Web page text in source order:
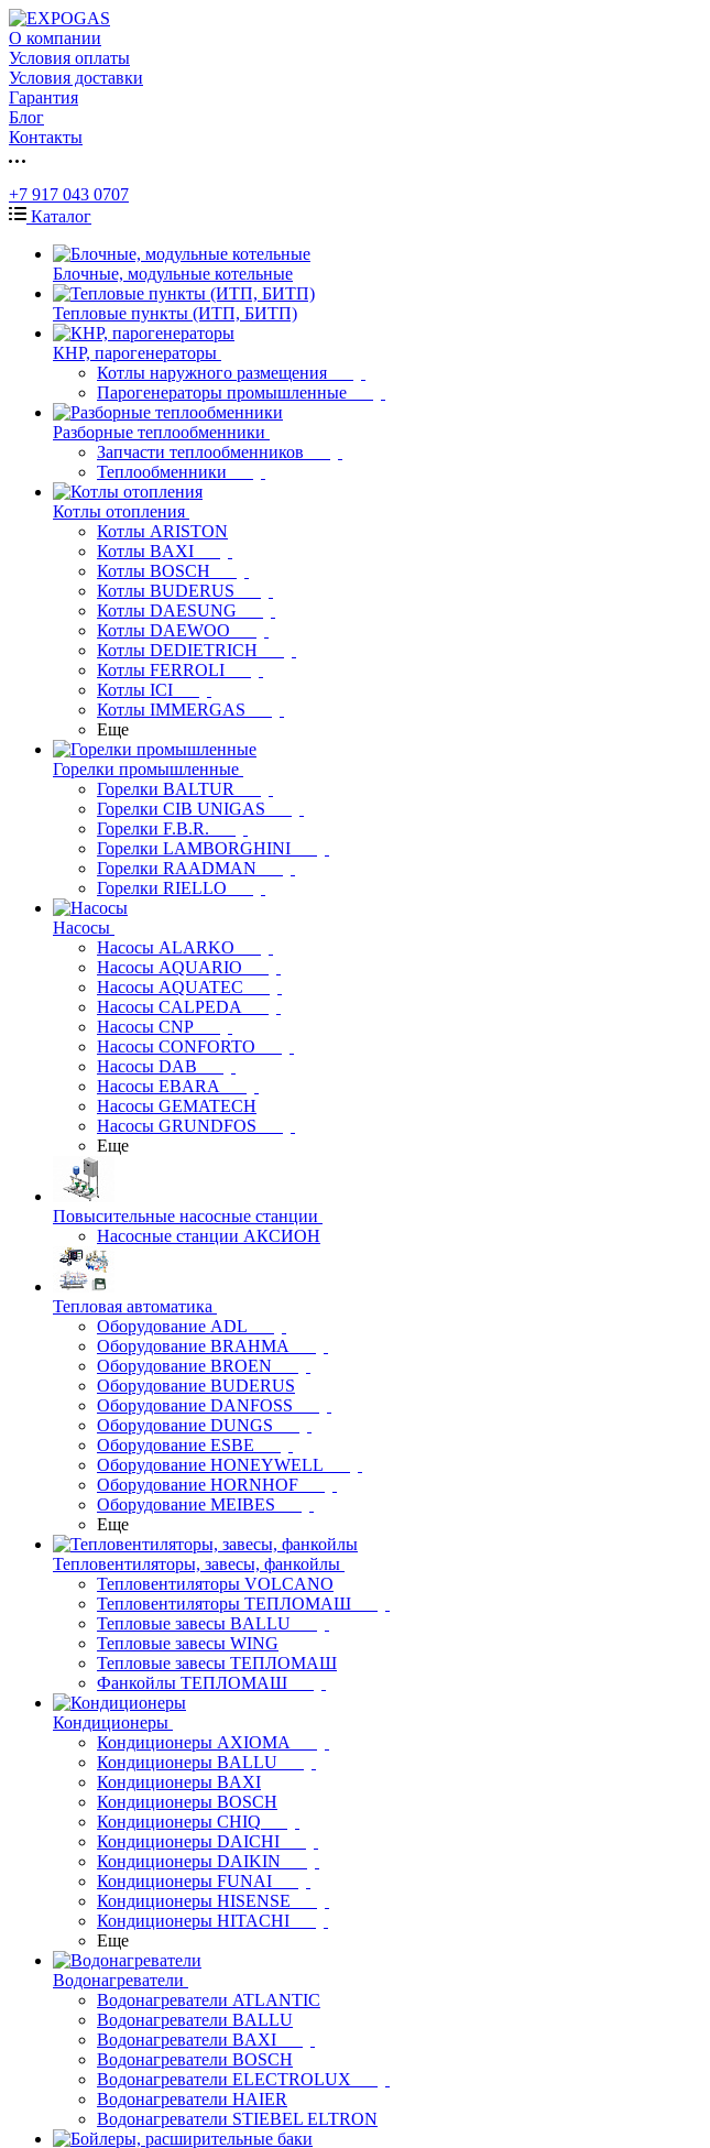
О компании
Условия оплаты
Условия доставки
Гарантия
Блог
Контакты
+7 917 043 0707
Каталог
Блочные, модульные котельные
Тепловые пункты (ИТП, БИТП)
КНР, парогенераторы
Котлы наружного размещения
Парогенераторы промышленные
Разборные теплообменники
Запчасти теплообменников
Теплообменники
Котлы отопления
Котлы ARISTON
Котлы BAXI
Котлы BOSCH
Котлы BUDERUS
Котлы DAESUNG
Котлы DAEWOO
Котлы DEDIETRICH
Котлы FERROLI
Котлы ICI
Котлы IMMERGAS
Еще
Горелки промышленные
Горелки BALTUR
Горелки CIB UNIGAS
Горелки F.B.R.
Горелки LAMBORGHINI
Горелки RAADMAN
Горелки RIELLO
Насосы
Насосы ALARKO
Насосы AQUARIO
Насосы AQUATEC
Насосы CALPEDA
Насосы CNP
Насосы CONFORTO
Насосы DAB
Насосы EBARA
Насосы GEMATECH
Насосы GRUNDFOS
Еще
Повысительные насосные станции
Насосные станции АКСИОН
Тепловая автоматика
Оборудование ADL
Оборудование BRAHMA
Оборудование BROEN
Оборудование BUDERUS
Оборудование DANFOSS
Оборудование DUNGS
Оборудование ESBE
Оборудование HONEYWELL
Оборудование HORNHOF
Оборудование MEIBES
Еще
Тепловентиляторы, завесы, фанкойлы
Тепловентиляторы VOLCANO
Тепловентиляторы ТЕПЛОМАШ
Тепловые завесы BALLU
Тепловые завесы WING
Тепловые завесы ТЕПЛОМАШ
Фанкойлы ТЕПЛОМАШ
Кондиционеры
Кондиционеры AXIOMA
Кондиционеры BALLU
Кондиционеры BAXI
Кондиционеры BOSCH
Кондиционеры CHIQ
Кондиционеры DAICHI
Кондиционеры DAIKIN
Кондиционеры FUNAI
Кондиционеры HISENSE
Кондиционеры HITACHI
Еще
Водонагреватели
Водонагреватели ATLANTIC
Водонагреватели BALLU
Водонагреватели BAXI
Водонагреватели BOSCH
Водонагреватели ELECTROLUX
Водонагреватели HAIER
Водонагреватели STIEBEL ELTRON